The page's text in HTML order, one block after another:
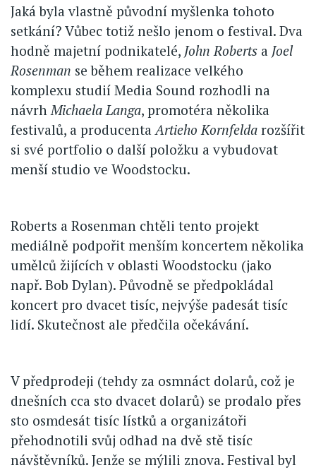
Jaká byla vlastně původní myšlenka tohoto
setkání? Vůbec totiž nešlo jenom o festival. Dva
hodně majetní podnikatelé, John Roberts a Joel
Rosenman se během realizace velkého
komplexu studií Media Sound rozhodli na
návrhMichaela Langa, promotéra několika
festivalů, a producentaArtieho Kornfelda rozšířit
si své portfolio o další položku a vybudovat
menší studio ve Woodstocku.
Roberts a Rosenman chtěli tento projekt
mediálně podpořit menším koncertem několika
umělců žijících v oblasti Woodstocku (jako
např. Bob Dylan). Původně se předpokládal
koncert pro dvacet tisíc, nejvýše padesát tisíc
lidí. Skutečnost ale předčila očekávání.
V předprodeji (tehdy za osmnáct dolarů, což je
dnešních cca sto dvacet dolarů) se prodalo přes
sto osmdesát tisíc lístků a organizátoři
přehodnotili svůj odhad na dvě stě tisíc
návštěvníků. Jenže se mýlili znova. Festival byl